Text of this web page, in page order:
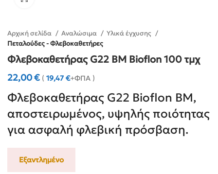
Αρχική σελίδα Αναλώσιμα
Υλικά έγχυσης
Πεταλούδες - Φλεβοκαθετήρες
Φλεβοκαθετήρας G22 BM Bioflon 100 τμχ
22,00€ ( 19,47 €+ΦΠΑ )
Φλεβοκαθετήρας G22 Bioflon BM,
αποστειρωμένος, υψηλής ποιότητας
για ασφαλή φλεβική πρόσβαση.
Εξαντλημένο